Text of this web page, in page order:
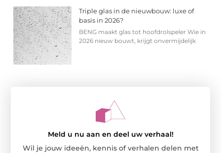
Triple glas in de nieuwbouw: luxe of
basis in 2026?
BENG maakt glas tot hoofdrolspeler Wie in
2026 nieuw bouwt, krijgt onvermijdelijk
Meld u nu aan en deel uw verhaal!
Wil je jouw ideeën, kennis of verhalen delen met